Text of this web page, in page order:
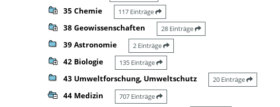
35 Chemie 117 Einträge
38 Geowissenschaften 28 Einträge
39 Astronomie 2 Einträge
42 Biologie 135 Einträge
43 Umweltforschung, Umweltschutz 20 Einträge
44 Medizin 707 Einträge